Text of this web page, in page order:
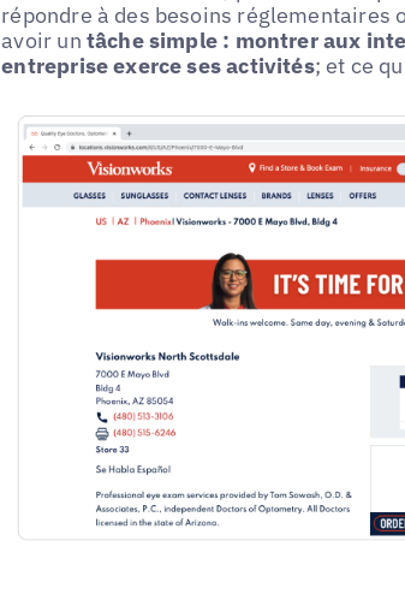
répondre à des besoins réglementaires
avoir un tâche simple : montrer aux
entreprise exerce ses activités; et ce